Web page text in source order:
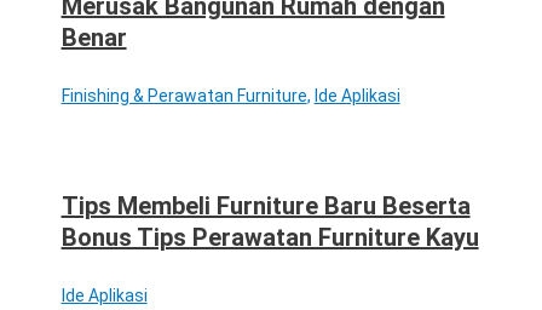
Merusak Bangunan Rumah dengan
Benar
Finishing & Perawatan Furniture, Ide Aplikasi
Tips Membeli Furniture Baru Beserta
Bonus Tips Perawatan Furniture Kayu
Ide Aplikasi